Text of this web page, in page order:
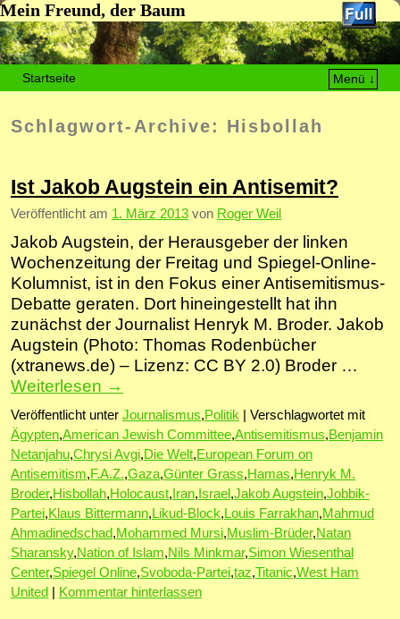
Mein Freund, der Baum
Startseite
Menü ↓
Schlagwort-Archive: Hisbollah
Ist Jakob Augstein ein Antisemit?
Veröffentlicht am 1. März 2013 von Roger Weil
Jakob Augstein, der Herausgeber der linken
Wochenzeitung der Freitag und Spiegel-Online-
Kolumnist, ist in den Fokus einer Antisemitismus-
Debatte geraten. Dort hineingestellt hat ihn
zunächst der Journalist Henryk M. Broder. Jakob
Augstein (Photo: Thomas Rodenbücher
(xtranews.de) – Lizenz: CC BY 2.0) Broder …
Weiterlesen →
Veröffentlicht unter Journalismus,Politik
Verschlagwortet mit
Ägypten,American Jewish Committee,Antisemitismus,Benjamin
Netanjahu,Chrysi Avgi,Die Welt,European Forum on
Antisemitism,F.A.Z.,Gaza,Günter Grass,Hamas,Henryk M.
Broder,Hisbollah,Holocaust, Iran, Israel ,Jakob Augstein,Jobbik-
Partei,Klaus Bittermann, Likud-Block, Louis Farrakhan,Mahmud
Ahmadinedschad,Mohammed Mursi,Muslim-Brüder,Natan
Sharansky,Nation of Islam,Nils Minkmar,Simon Wiesenthal
Center,Spiegel Online,Svoboda-Partei,taz,Titanic,West Ham
United
Kommentar hinterlassen